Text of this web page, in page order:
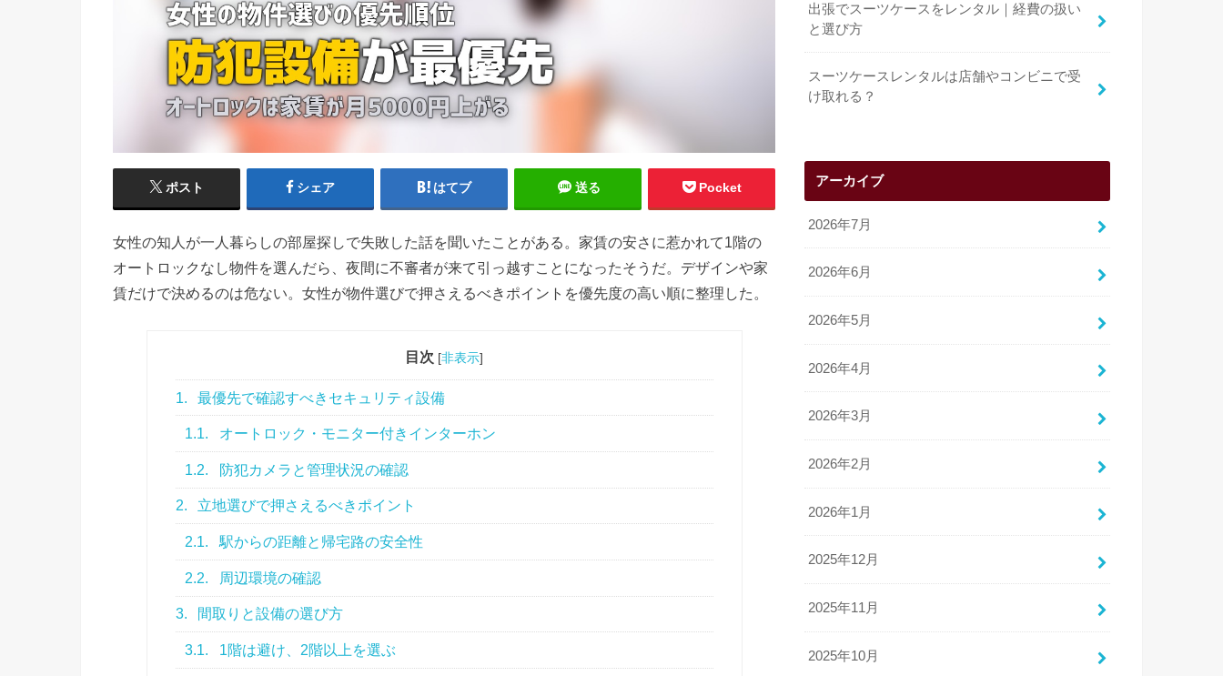
ポスト シェア はてブ 送る Pocket
女性の知人が一人暮らしの部屋探しで失敗した話を聞いたことがある。家賃の安さに惹かれて1階の
オートロックなし物件を選んだら、夜間に不審者が来て引っ越すことになったそうだ。デザインや家
賃だけで決めるのは危ない。女性が物件選びで押さえるべきポイントを優先度の高い順に整理した。
目次 [非表示]
1. 最優先で確認すべきセキュリティ設備
1.1. オートロック・モニター付きインターホン
1.2. 防犯カメラと管理状況の確認
2. 立地選びで押さえるべきポイント
2.1. 駅からの距離と帰宅路の安全性
2.2. 周辺環境の確認
3. 間取りと設備の選び方
3.1. 1階は避け、2階以上を選ぶ
出張でスーツケースをレンタル｜経費の扱い
と選び方
スーツケースレンタルは店舗やコンビニで受
け取れる？
アーカイブ
2026年7月
2026年6月
2026年5月
2026年4月
2026年3月
2026年2月
2026年1月
2025年12月
2025年11月
2025年10月